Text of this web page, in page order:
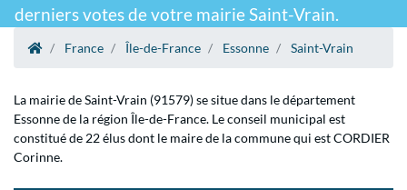
derniers votes de votre mairie Saint-Vrain.
France Île-de-France Essonne Saint-Vrain
La mairie de Saint-Vrain (91579) se situe dans le département
Essonne de la région Île-de-France. Le conseil municipal est
constitué de 22 élus dont le maire de la commune qui est CORDIER
Corinne.